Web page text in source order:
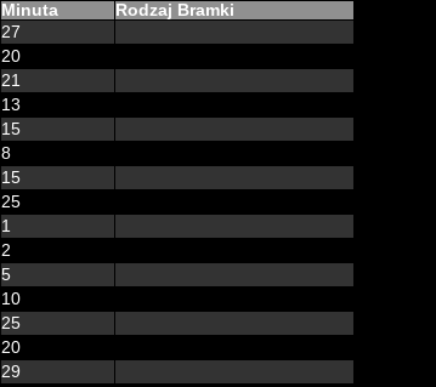
Minuta
Rodzaj Bramki
27
20
21
13
15
8
15
25
1
2
5
10
25
20
29